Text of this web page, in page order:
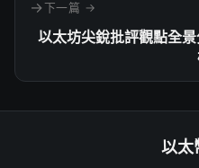
下一篇 →
以太坊尖銳批評觀點全
以太